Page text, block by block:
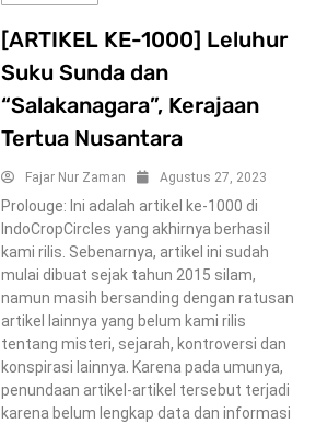
[ARTIKEL KE-1000] Leluhur
Suku Sunda dan
“Salakanagara”, Kerajaan
Tertua Nusantara
Fajar Nur Zaman Agustus 27, 2023
Prolouge: Ini adalah artikel ke-1000 di
IndoCropCircles yang akhirnya berhasil
kami rilis. Sebenarnya, artikel ini sudah
mulai dibuat sejak tahun 2015 silam,
namun masih bersanding dengan ratusan
artikel lainnya yang belum kami rilis
tentang misteri, sejarah, kontroversi dan
konspirasi lainnya. Karena pada umunya,
penundaan artikel-artikel tersebut terjadi
karena belum lengkap data dan informasi